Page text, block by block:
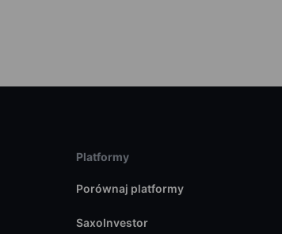
Platformy
Porównaj platformy
SaxoInvestor